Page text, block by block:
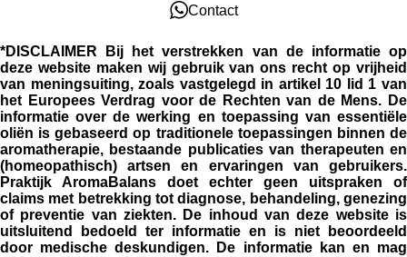
Contact
*DISCLAIMER
Bij het verstrekken van de informatie op
deze website maken wij gebruik van ons recht op vrijheid
van meningsuiting, zoals vastgelegd in artikel 10 lid 1 van
het Europees Verdrag voor de Rechten van de Mens. De
informatie over de werking en toepassing van essentiële
oliën is gebaseerd op traditionele toepassingen binnen de
aromatherapie, bestaande publicaties van therapeuten en
(homeopathisch) artsen en ervaringen van gebruikers.
Praktijk AromaBalans doet echter geen uitspraken of
claims met betrekking tot diagnose, behandeling, genezing
of preventie van ziekten. De inhoud van deze website is
uitsluitend bedoeld ter informatie en is niet beoordeeld
door medische deskundigen. De informatie kan en mag